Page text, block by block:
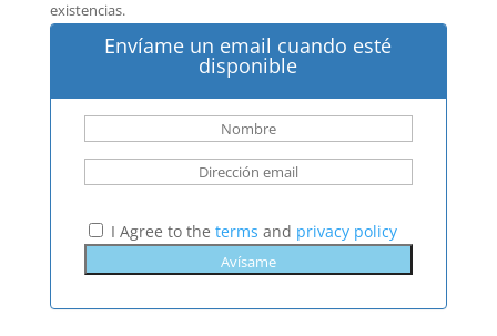
existencias.
Envíame un email cuando esté
disponible
I Agree to the terms and privacy policy